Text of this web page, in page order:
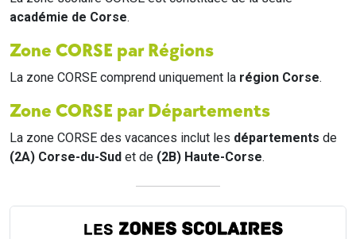
académie de Corse.
Zone CORSE par Régions
La zone CORSE comprend uniquement la région Corse.
Zone CORSE par Départements
La zone CORSE des vacances inclut les départements de
(2A) Corse-du-Sud et de (2B) Haute-Corse.